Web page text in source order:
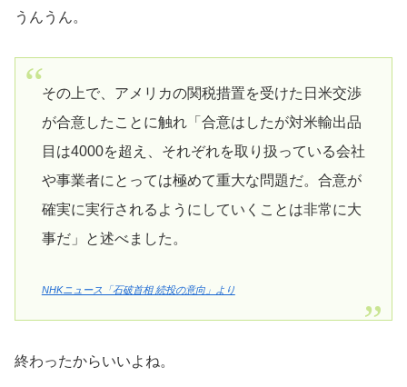
うんうん。
その上で、アメリカの関税措置を受けた日米交渉
が合意したことに触れ「合意はしたが対米輸出品
目は4000を超え、それぞれを取り扱っている会社
や事業者にとっては極めて重大な問題だ。合意が
確実に実行されるようにしていくことは非常に大
事だ」と述べました。
NHKニュース「石破首相 続投の意向」より
終わったからいいよね。